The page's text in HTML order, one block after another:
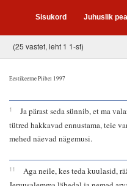
Sisukord Juhuslik
(25 vastet, leht 1 1-st)
Eestikeelne Piibel 1997
1
Ja pärast seda sünnib, et ma
tütred hakkavad ennustama, teie
mehed näevad nägemusi.
11
Aga neile, kes teda kuulasid,